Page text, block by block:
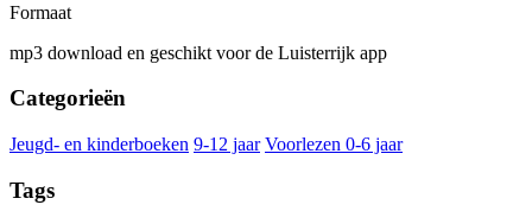
Formaat
mp3 download en geschikt voor de Luisterrijk app
Categorieën
Jeugd- en kinderboeken 9-12 jaar Voorlezen 0-6 jaar
Tags